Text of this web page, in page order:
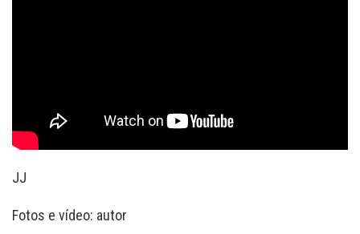
JJ
Fotos e vídeo: autor